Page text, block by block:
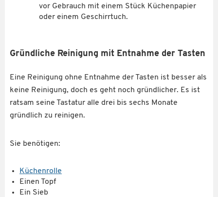
vor Gebrauch mit einem Stück Küchenpapier
oder einem Geschirrtuch.
Gründliche Reinigung mit Entnahme der Tasten
Eine Reinigung ohne Entnahme der Tasten ist besser als
keine Reinigung, doch es geht noch gründlicher. Es ist
ratsam seine Tastatur alle drei bis sechs Monate
gründlich zu reinigen.
Sie benötigen:
Küchenrolle
Einen Topf
Ein Sieb